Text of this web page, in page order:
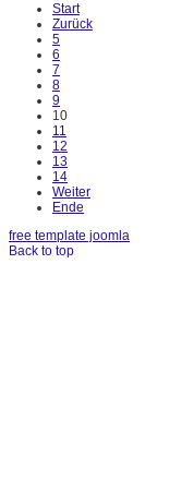
Start
Zurück
5
6
7
8
9
10
11
12
13
14
Weiter
Ende
free template joomla
Back to top